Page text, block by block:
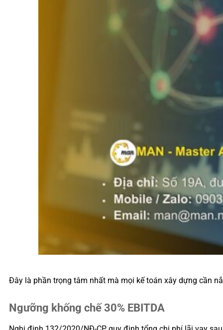
Đây là phần trọng tâm nhất mà mọi kế toán xây dựng cần
Ngưỡng khống chế 30% EBITDA